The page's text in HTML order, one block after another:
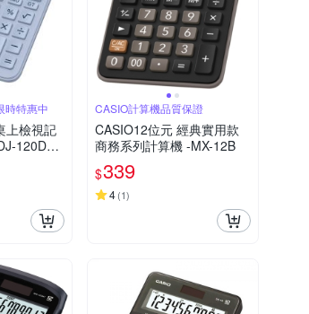
時特惠中
上檢視記
120DPL
CASIO計算機品質保證
CASIO12位元 經典實用款
商務系列計算機 -MX-12B
$339
4(1)